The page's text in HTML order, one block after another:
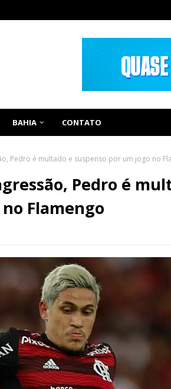
BAHIA CONTATO
Pedro é multado e suspenso por um jogo no
Pedro é
Flamengo